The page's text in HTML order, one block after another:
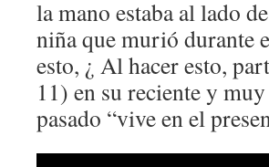
la mano estaba al lado
niña que murió durante
esto, ¿ Al hacer esto,
11) en su reciente y
pasado “vive en el